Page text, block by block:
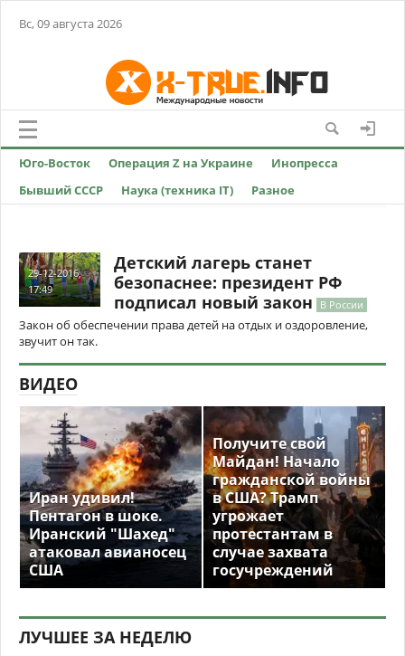
Вс, 09 августа 2026
Юго-Восток Операция Z на Украине
Инопресса
Бывший СССР
Наука (техника IT) Разное
29-12-2016,
17:49
Детский лагерь станет
безопаснее: президент РФ
подписал новый закон
В России
Закон об обеспечении права детей на отдых и оздоровление,
звучит он так.
ВИДЕО
Иран удивил!
Пентагон в шоке.
Иранский "Шахед"
атаковал авианосец
США
Получите свой
Майдан! Начало
гражданской войны
в США? Трамп
угрожает
протестантам в
случае захвата
госучреждений
ЛУЧШЕЕ ЗА НЕДЕЛЮ